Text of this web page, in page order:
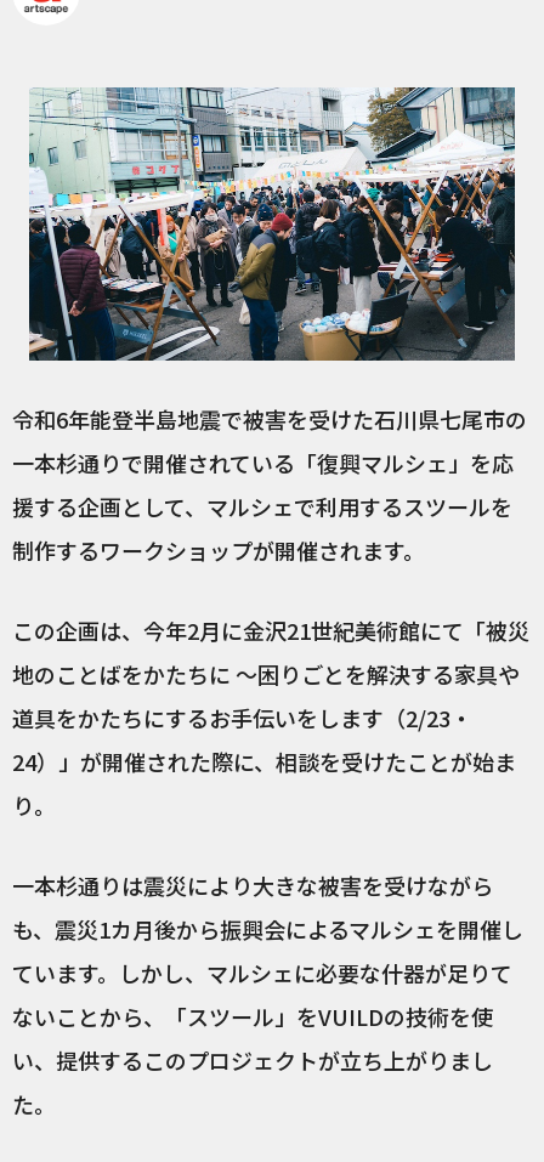
令和6年能登半島地震で被害を受けた石川県七尾市の
一本杉通りで開催されている「復興マルシェ」を応
援する企画として、マルシェで利用するスツールを
制作するワークショップが開催されます。
この企画は、今年2月に金沢21世紀美術館にて「被災
地のことばをかたちに ～困りごとを解決する家具や
道具をかたちにするお手伝いをします（2/23・
24）」が開催された際に、相談を受けたことが始ま
り。
一本杉通りは震災により大きな被害を受けながら
も、震災1カ月後から振興会によるマルシェを開催し
ています。しかし、マルシェに必要な什器が足りて
ないことから、「スツール」をVUILDの技術を使
い、提供するこのプロジェクトが立ち上がりまし
た。